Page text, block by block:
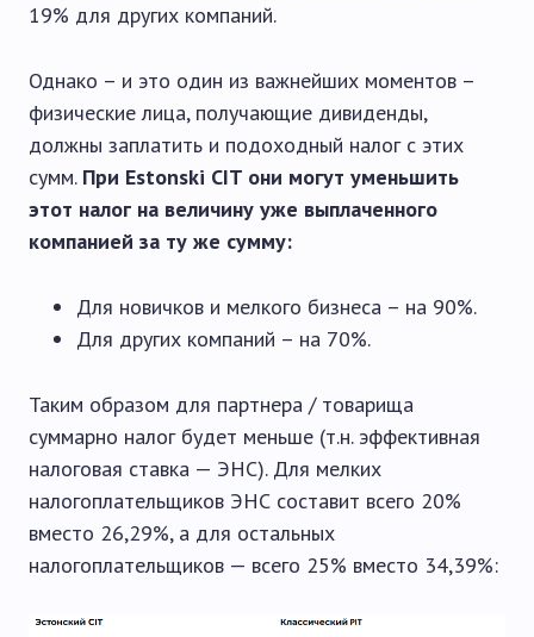
19% для других компаний.
Однако – и это один из важнейших моментов –
физические лица, получающие дивиденды,
должны заплатить и подоходный налог с этих
сумм. При Estonski CIT они могут уменьшить
этот налог на величину уже выплаченного
компанией за ту же сумму:
Для новичков и мелкого бизнеса – на 90%.
Для других компаний – на 70%.
Таким образом для партнера / товарища
суммарно налог будет меньше (т.н. эффективная
налоговая ставка — ЭНС). Для мелких
налогоплательщиков ЭНС составит всего 20%
вместо 26,29%, а для остальных
налогоплательщиков — всего 25% вместо 34,39%: